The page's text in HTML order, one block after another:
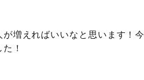
増えればいいなと思います！今
！